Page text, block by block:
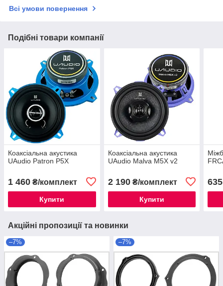
Всі умови повернення
Подібні товари компанії
Коаксіальна акустика
UAudio Patron P5X
1 460 ₴/комплект
Купити
Коаксіальна акустика
UAudio Malva M5X v2
2 190₴/комплект
Купити
635
Акційні пропозиції та новинки
–7% –7%